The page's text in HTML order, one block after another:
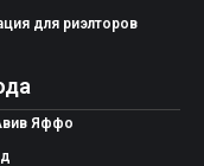
для риэлторов
Яффо